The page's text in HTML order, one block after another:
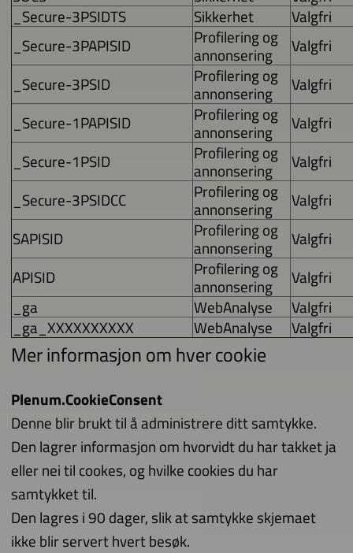
_Secure-3PSIDTS
Sikkerhet
Valgfri
_Secure-3PAPISID
Profilering og
annonsering
Valgfri
_Secure-3PSID
Profilering og
annonsering
Valgfri
_Secure-1PAPISID
Profilering og
annonsering
Valgfri
_Secure-1PSID
Profilering og
annonsering
Valgfri
_Secure-3PSIDCC
Profilering og
annonsering
Valgfri
SAPISID
Profilering og
annonsering
Valgfri
APISID
Profilering og
annonsering
Valgfri
_ga
WebAnalyse
Valgfri
_ga_XXXXXXXXXX
WebAnalyse Valgfri
Mer informasjon om hver cookie
Plenum.CookieConsent
Denne blir brukt til å administrere ditt samtykke.
Den lagrer informasjon om hvorvidt du har takket ja
eller nei til cookes, og hvilke cookies du har
samtykket til.
Den lagres i 90 dager, slik at samtykke skjemaet
ikke blir servert hvert besøk.